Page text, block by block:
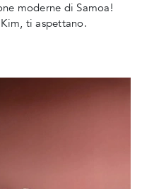
moderne di Samoa!
ti aspettano.